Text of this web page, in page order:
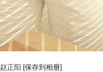
赵正阳 [保存到相册]